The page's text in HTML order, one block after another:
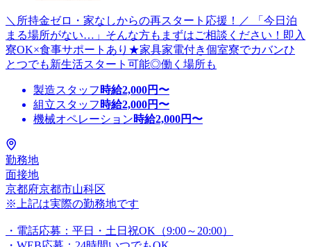
＼所持金ゼロ・家なしからの再スタート応援！／ 「今日泊
まる場所がない…」そんな方もまずはご相談ください！即入
寮OK×食事サポートあり★家具家電付き個室寮でカバンひ
とつでも新生活スタート可能◎働く場所も
製造スタッフ 時給2,000円〜
組立スタッフ 時給2,000円〜
機械オペレーション時給2,000円〜
勤務地
面接地
京都府京都市山科区
※上記は実際の勤務地です
・電話応募：平日・土日祝OK（9:00～20:00）